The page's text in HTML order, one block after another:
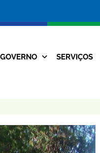
Prefeitura
Navegação
SERVIÇOS